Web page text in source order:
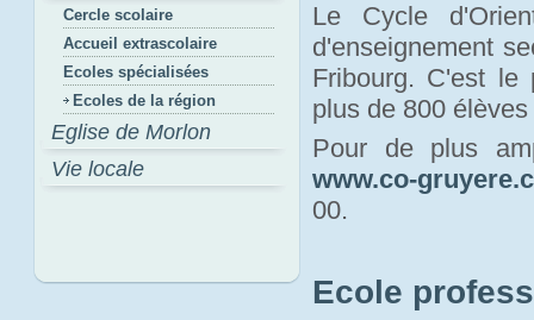
Cercle scolaire
Accueil extrascolaire
Ecoles spécialisées
Ecoles de la région
Eglise de Morlon
Vie locale
Le Cycle
d'enseignement
Fribourg. C'est le
plus de 800
Pour de plus
www.co-
00.
Ecole